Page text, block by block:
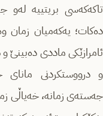
تاكەكەسی بریتییە لەو
دەكات؛ یەكەمیان زمان
ئامرازێكی ماددی
و درووستكردنی مانای
جەستەی زمانە، خەیاڵی